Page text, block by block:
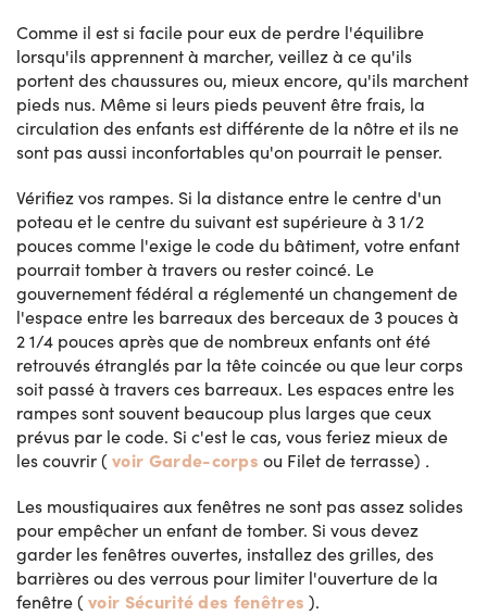
Comme il est si facile pour eux de perdre l'équilibre
lorsqu'ils apprennent à marcher, veillez à ce qu'ils
portent des chaussures ou, mieux encore, qu'ils marchent
pieds nus. Même si leurs pieds peuvent être frais, la
circulation des enfants est différente de la nôtre et ils ne
sont pas aussi inconfortables qu'on pourrait le penser.
Vérifiez vos rampes. Si la distance entre le centre d'un
poteau et le centre du suivant est supérieure à 3 1/2
pouces comme l'exige le code du bâtiment, votre enfant
pourrait tomber à travers ou rester coincé. Le
gouvernement fédéral a réglementé un changement de
l'espace entre les barreaux des berceaux de 3 pouces à
2 1/4 pouces après que de nombreux enfants ont été
retrouvés étranglés par la tête coincée ou que leur corps
soit passé à travers ces barreaux. Les espaces entre les
rampes sont souvent beaucoup plus larges que ceux
prévus par le code. Si c'est le cas, vous feriez mieux de
les couvrir (voir Garde-corps ou Filet de terrasse) .
Les moustiquaires aux fenêtres ne sont pas assez solides
pour empêcher un enfant de tomber. Si vous devez
garder les fenêtres ouvertes, installez des grilles, des
barrières ou des verrous pour limiter l'ouverture de la
fenêtre (voir Sécurité des fenêtres ).